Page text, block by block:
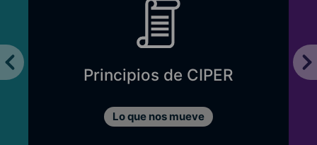
Principios de CIPER
Lo que nos mueve